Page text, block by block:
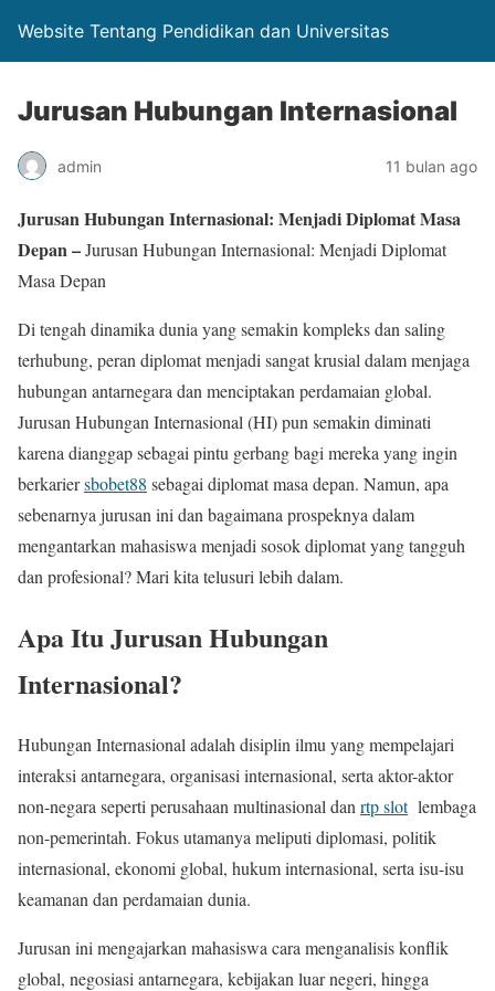
Website Tentang Pendidikan dan Universitas
Jurusan Hubungan Internasional
admin 11 bulan ago
Jurusan Hubungan Internasional: Menjadi Diplomat Masa
Depan –Jurusan Hubungan Internasional: Menjadi Diplomat
Masa Depan
Di tengah dinamika dunia yang semakin kompleks dan saling
terhubung, peran diplomat menjadi sangat krusial dalam menjaga
hubungan antarnegara dan menciptakan perdamaian global.
Jurusan Hubungan Internasional (HI) pun semakin diminati
karena dianggap sebagai pintu gerbang bagi mereka yang ingin
berkariersbobet88 sebagai diplomat masa depan. Namun, apa
sebenarnya jurusan ini dan bagaimana prospeknya dalam
mengantarkan mahasiswa menjadi sosok diplomat yang tangguh
dan profesional? Mari kita telusuri lebih dalam.
Apa Itu Jurusan Hubungan
Internasional?
Hubungan Internasional adalah disiplin ilmu yang mempelajari
interaksi antarnegara, organisasi internasional, serta aktor-aktor
non-negara seperti perusahaan multinasional dan rtp slotlembaga
non-pemerintah. Fokus utamanya meliputi diplomasi, politik
internasional, ekonomi global, hukum internasional, serta isu-isu
keamanan dan perdamaian dunia.
Jurusan ini mengajarkan mahasiswa cara menganalisis konflik
global, negosiasi antarnegara, kebijakan luar negeri, hingga